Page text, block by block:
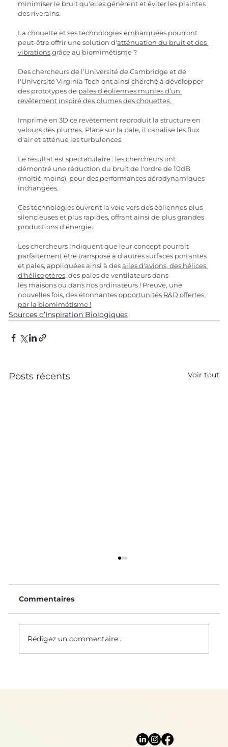
minimiser le bruit qu'elles génèrent et éviter les plaintes
des riverains.
La chouette et ses technologies embarquées pourront
peut-être offrir une solution d'atténuation du bruit et des
vibrations grâce au biomimétisme ?
Des chercheurs de l’Université de Cambridge et de
l'Université Virginia Tech ont ainsi cherché à développer
des prototypes de pales d’éoliennes munies d’un
revêtement inspiré des plumes des chouettes.
Imprimé en 3D ce revêtement reproduit la structure en
velours des plumes. Placé sur la pale, il canalise les flux
d'air et atténue les turbulences.
Le résultat est spectaculaire : les chercheurs ont
démontré une réduction du bruit de l'ordre de 10dB
(moitié moins), pour des performances aérodynamiques
inchangées.
Ces technologies ouvrent la voie vers des éoliennes plus
silencieuses et plus rapides, offrant ainsi de plus grandes
productions d'énergie.
Les chercheurs indiquent que leur concept pourrait
parfaitement être transposé à d'autres surfaces portantes
et pales, appliquées ainsi à des ailes d'avions, des hélices
d'hélicoptères, des pales de ventilateurs dans
les maisons ou dans nos ordinateurs ! Preuve, une
nouvelles fois, des étonnantes opportunités R&D offertes
par la biomimétisme !
Sources d’Inspiration Biologiques
Posts récents Voir tout
Mère Nature nous protège
Commentaires
Rédigez un commentaire...